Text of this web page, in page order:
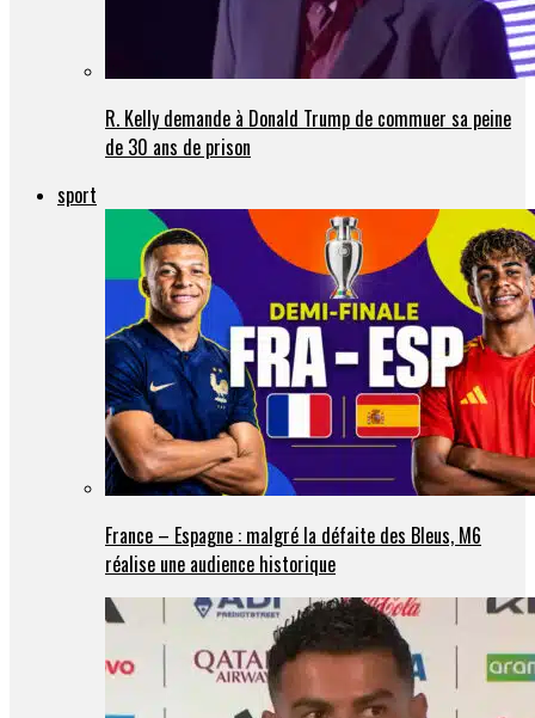
R. Kelly demande à Donald Trump de commuer sa peine
de 30 ans de prison
sport
France – Espagne : malgré la défaite des Bleus, M6
réalise une audience historique